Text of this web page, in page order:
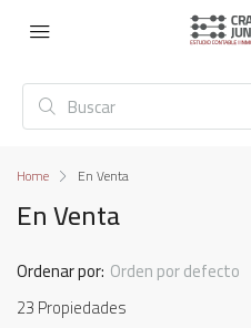
Home En Venta
En Venta
23 Propiedades
Ordenar por: Orden por defecto